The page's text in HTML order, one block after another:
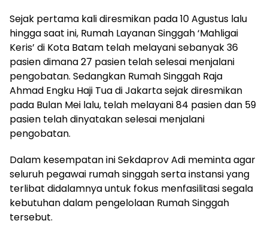
Sejak pertama kali diresmikan pada 10 Agustus lalu
hingga saat ini, Rumah Layanan Singgah ‘Mahligai
Keris’ di Kota Batam telah melayani sebanyak 36
pasien dimana 27 pasien telah selesai menjalani
pengobatan. Sedangkan Rumah Singgah Raja
Ahmad Engku Haji Tua di Jakarta sejak diresmikan
pada Bulan Mei lalu, telah melayani 84 pasien dan 59
pasien telah dinyatakan selesai menjalani
pengobatan.
Dalam kesempatan ini Sekdaprov Adi meminta agar
seluruh pegawai rumah singgah serta instansi yang
terlibat didalamnya untuk fokus menfasilitasi segala
kebutuhan dalam pengelolaan Rumah Singgah
tersebut.